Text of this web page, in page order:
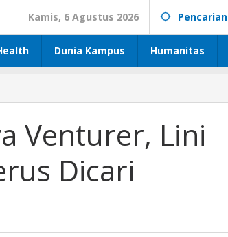
Kamis, 6 Agustus 2026 Pencarian
Dunia Kampus Humanitas
Venturer, Lini
Dicari